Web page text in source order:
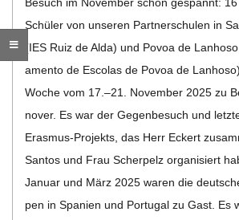
S
C
H
M
Besuch im Novem­ber schon gespannt:
Schü­ler von unse­ren Part­ner­schu­len in
(IES Ruiz de Alda) und Povoa de
a­mento de Esco­las de Povoa de
Woche vom 17.–21. Novem­ber 2025 zu
no­ver. Es war der Gegen­be­such und
Eras­­mus-Pro­­jekts, das Herr Eckert
San­tos und Frau Scher­pelz orga­ni­siert
Januar und März 2025 waren die
pen in Spa­nien und Por­tu­gal zu Gast. Es